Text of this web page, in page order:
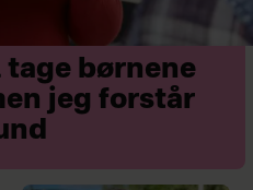
tage børnene
jeg forstår